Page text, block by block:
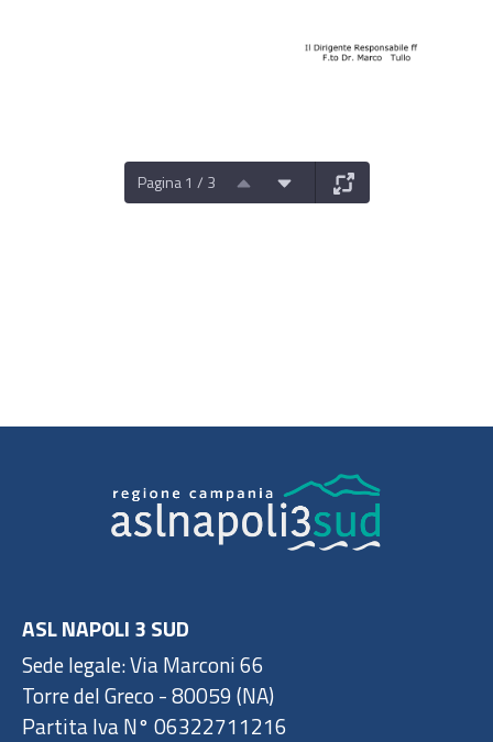
Pagina 1 / 3
ASL NAPOLI 3 SUD
Sede legale: Via Marconi 66
Torre del Greco - 80059 (NA)
Partita Iva N° 06322711216